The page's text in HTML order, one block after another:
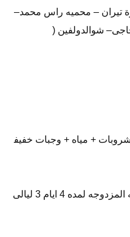
تيران – محميه راس محمد–
شوالدولفين (
+ مياه + وجبات خفيف
هذه العروض للعروسين فى الغرفه المزدوجه لمده 4 ايام 3 ليالى